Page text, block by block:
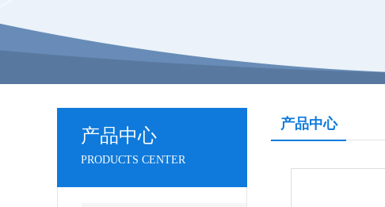
产品中心
PRODUCTS CENTER
产品中心